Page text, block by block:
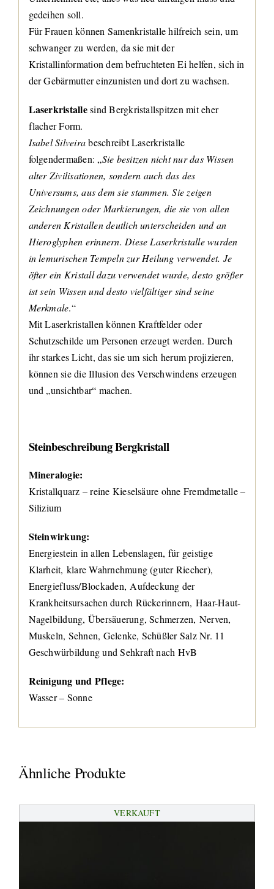
gedeihen soll.
Für Frauen können Samenkristalle hilfreich sein, um
schwanger zu werden, da sie mit der
Kristallinformation dem befruchteten Ei helfen, sich in
der Gebärmutter einzunisten und dort zu wachsen.
Laserkristallesind Bergkristallspitzen mit eher
flacher Form.
Isabel Silveirabeschreibt Laserkristalle
folgendermaßen: „Sie besitzen nicht nur das Wissen
alter Zivilisationen, sondern auch das des
Universums, aus dem sie stammen. Sie zeigen
Zeichnungen oder Markierungen, die sie von allen
anderen Kristallen deutlich unterscheiden und an
Hieroglyphen erinnern. Diese Laserkristalle wurden
in lemurischen Tempeln zur Heilung verwendet. Je
öfter ein Kristall dazu verwendet wurde, desto größer
ist sein Wissen und desto vielfältiger sind seine
Merkmale.“
Mit Laserkristallen können Kraftfelder oder
Schutzschilde um Personen erzeugt werden. Durch
ihr starkes Licht, das sie um sich herum projizieren,
können sie die Illusion des Verschwindens erzeugen
und „unsichtbar“ machen.
Steinbeschreibung Bergkristall
Mineralogie:
Kristallquarz – reine Kieselsäure ohne Fremdmetalle –
Silizium
Steinwirkung:
Energiestein in allen Lebenslagen, für geistige
Klarheit, klare Wahrnehmung (guter Riecher),
Energiefluss/Blockaden, Aufdeckung der
Krankheitsursachen durch Rückerinnern, Haar-Haut-
Nagelbildung, Übersäuerung, Schmerzen, Nerven,
Muskeln, Sehnen, Gelenke, Schüßler Salz Nr. 11
Geschwürbildung und Sehkraft nach HvB
Reinigung und Pflege:
Wasser – Sonne
Ähnliche Produkte
VERKAUFT